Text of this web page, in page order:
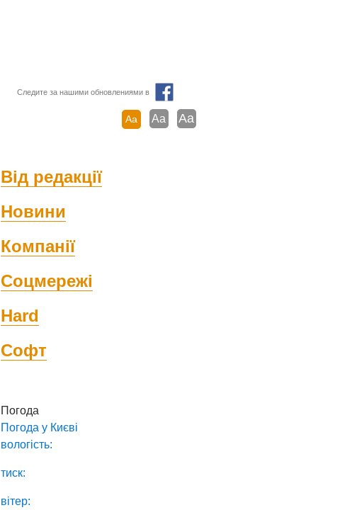
Следите за нашими обновлениями в
Aa Aa Aa
Від редакції
Новини
Компанії
Соцмережі
Hard
Софт
Погода
Погода у Києві
вологість:
тиск:
вітер: